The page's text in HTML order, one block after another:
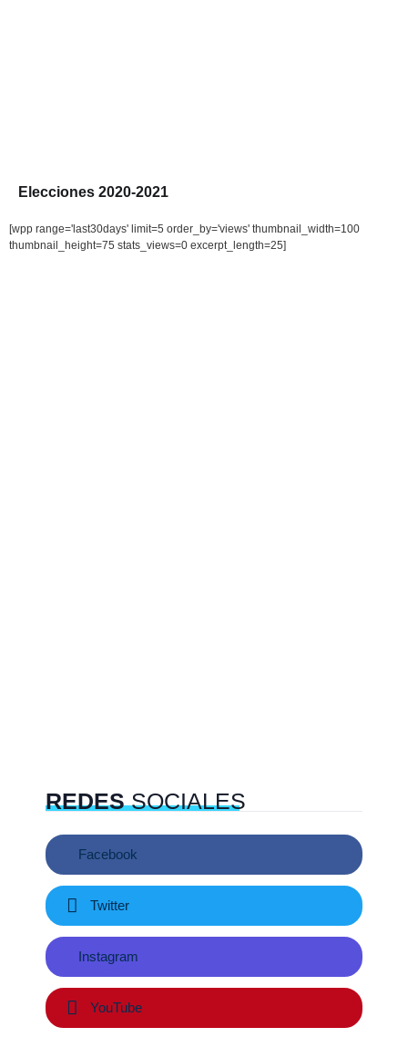
Elecciones 2020-2021
[wpp range='last30days' limit=5 order_by='views' thumbnail_width=100
thumbnail_height=75 stats_views=0 excerpt_length=25]
REDESSOCIALES
Facebook
Twitter
Instagram
YouTube